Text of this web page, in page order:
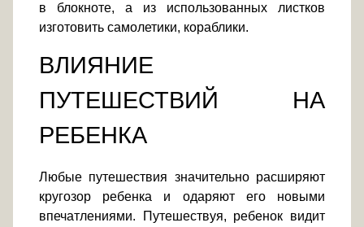
в блокноте, а из использованных листков
изготовить самолетики, кораблики.
ВЛИЯНИЕ
ПУТЕШЕСТВИЙ НА
РЕБЕНКА
Любые путешествия значительно расширяют
кругозор ребенка и одаряют его новыми
впечатлениями. Путешествуя, ребенок видит